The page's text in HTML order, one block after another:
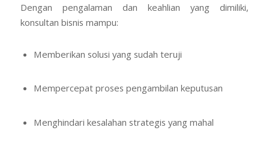
Dengan pengalaman dan keahlian yang dimiliki,
konsultan bisnis mampu:
Memberikan solusi yang sudah teruji
Mempercepat proses pengambilan keputusan
Menghindari kesalahan strategis yang mahal